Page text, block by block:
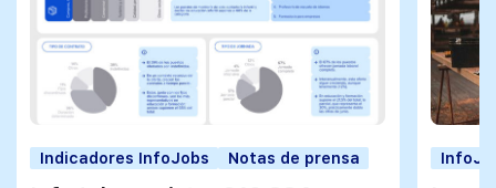
Indicadores InfoJobs Notas de prensa